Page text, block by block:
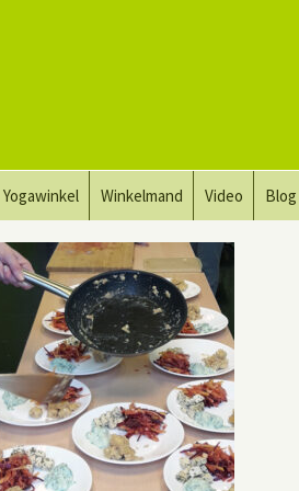
Yogawinkel Winkelmand Video Blog